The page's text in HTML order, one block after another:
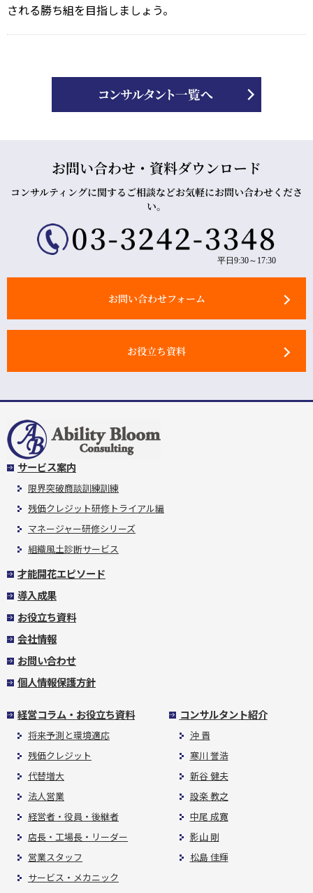
される勝ち組を目指しましょう。
お問い合わせ・資料ダウンロード
コンサルティングに関するご相談などお気軽にお問い合わせくださ
い。
平日9:30～17:30
お問い合わせフォーム
お役立ち資料
サービス案内
限界突破商談訓練訓練
残価クレジット研修トライアル編
マネージャー研修シリーズ
組織風土診断サービス
才能開花エピソード
導入成果
お役立ち資料
会社情報
お問い合わせ
個人情報保護方針
経営コラム・お役立ち資料
将来予測と環境適応
残価クレジット
代替増大
法人営業
経営者・役員・後継者
店長・工場長・リーダー
営業スタッフ
サービス・メカニック
コンサルタント紹介
沖 晋
寒川 誉浩
新谷 健夫
設楽 教之
中尾 成寛
影山 剛
松島 佳輝